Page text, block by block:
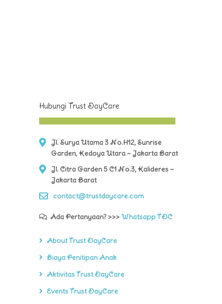
Hubungi Trust DayCare
Jl. Surya Utama 3 No.H12, Sunrise
Garden, Kedoya Utara ~ Jakarta Barat
Jl. Citra Garden 5 C1 No.3, Kalideres ~
Jakarta Barat
contact@trustdaycare.com
Ada Pertanyaan? >>> Whatsapp TDC
About Trust DayCare
Biaya Penitipan Anak
Aktivitas Trust DayCare
Events Trust DayCare